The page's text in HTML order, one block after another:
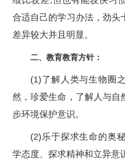
合适自己的学习办法，劲头
差异较大并且明显。
二、教育教育方针：
(1)了解人类与生物圈
然，珍爱生命，了解人与自
步环境保护意识。
(2)乐于探求生命的奥
学态度、探求精神和立异意